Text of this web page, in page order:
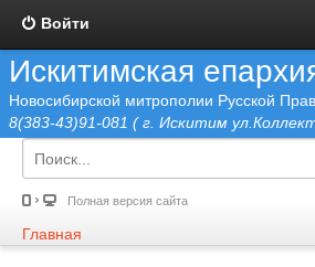
Войти
Искитимская
Новосибирской митрополии Русской
8(383-43)91-081 ( г. Искитим
Полная версия сайта
Главная